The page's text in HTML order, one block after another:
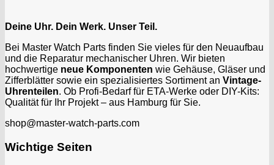
Deine Uhr. Dein Werk. Unser Teil.
Bei Master Watch Parts finden Sie vieles für den Neuaufbau
und die Reparatur mechanischer Uhren. Wir bieten
hochwertige neue Komponenten wie Gehäuse, Gläser und
Zifferblätter sowie ein spezialisiertes Sortiment an Vintage-
Uhrenteilen. Ob Profi-Bedarf für ETA-Werke oder DIY-Kits:
Qualität für Ihr Projekt – aus Hamburg für Sie.
shop@master-watch-parts.com
Wichtige Seiten